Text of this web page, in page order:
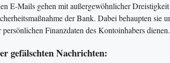
E-Mails gehen mit außergewöhnlicher
der Bank. Dabei behaupten sie
Finanzdaten des Kontoinhabers dienen.
gefälschten Nachrichten: